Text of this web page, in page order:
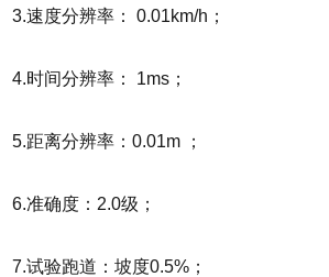
3.速度分辨率： 0.01km/h；
4.时间分辨率： 1ms；
5.距离分辨率：0.01m ；
6.准确度：2.0级；
7.试验跑道：坡度0.5%；